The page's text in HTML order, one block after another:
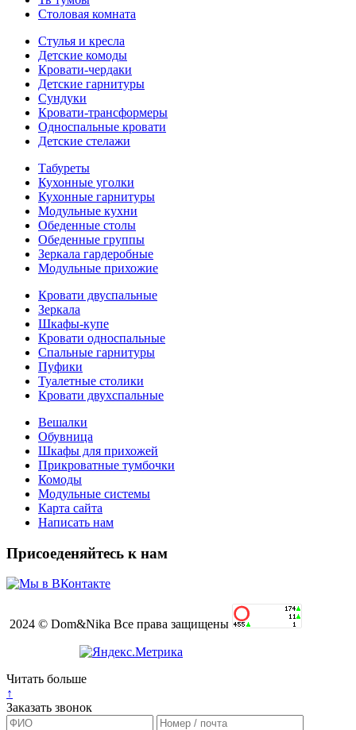
Столовая комната
Стулья и кресла
Детские комоды
Кровати-чердаки
Детские гарнитуры
Сундуки
Кровати-трансформеры
Односпальные кровати
Детские стелажи
Табуреты
Кухонные уголки
Кухонные гарнитуры
Модульные кухни
Обеденные столы
Обеденные группы
Зеркала гардеробные
Модульные прихожие
Кровати двуспальные
Зеркала
Шкафы-купе
Кровати односпальные
Спальные гарнитуры
Пуфики
Туалетные столики
Кровати двухспальные
Вешалки
Обувница
Шкафы для прихожей
Прикроватные тумбочки
Комоды
Модульные системы
Карта сайта
Написать нам
Присоеденяйтесь к нам
2024 © Dom&Nika Все права защищены
Читать больше
↑
Заказать звонок